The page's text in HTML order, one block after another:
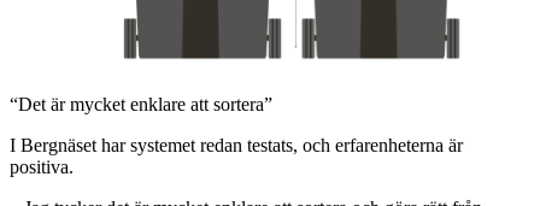
“Det är mycket enklare att sortera”
I Bergnäset har systemet redan testats, och erfarenheterna är
positiva.